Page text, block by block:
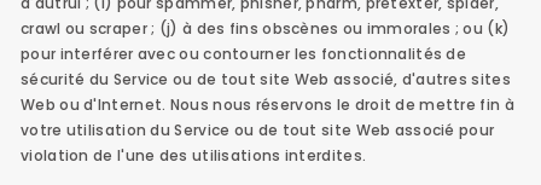
crawl ou scraper ; (j) à des fins obscènes ou immorales ; ou (k)
pour interférer avec ou contourner les fonctionnalités de
sécurité du Service ou de tout site Web associé, d'autres sites
Web ou d'Internet. Nous nous réservons le droit de mettre fin à
votre utilisation du Service ou de tout site Web associé pour
violation de l'une des utilisations interdites.